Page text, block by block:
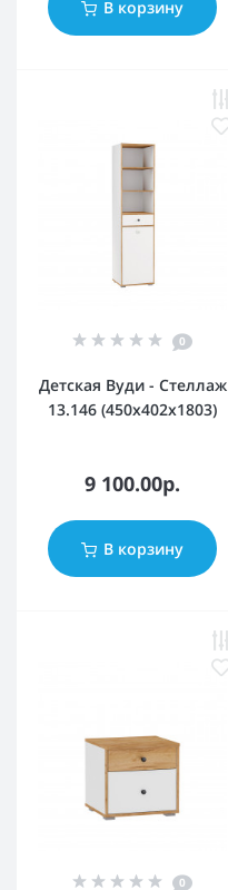
В корзину
0
Детская Вуди - Стеллаж
13.146 (450х402х1803)
9 100.00р.
В корзину
0